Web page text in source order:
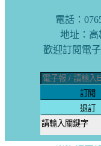
電話：
地址：高
歡迎訂閱電
訂閱
退訂